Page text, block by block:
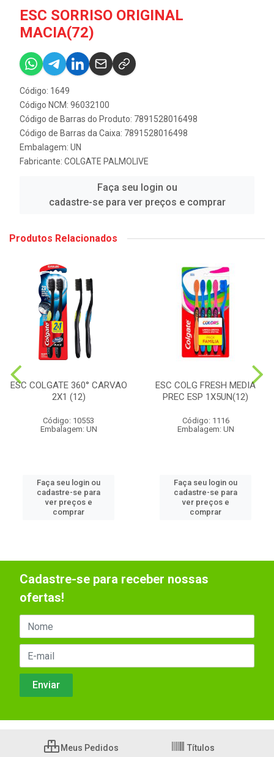
ESC SORRISO ORIGINAL
MACIA(72)
Código: 1649
Código NCM: 96032100
Código de Barras do Produto: 7891528016498
Código de Barras da Caixa: 7891528016498
Embalagem: UN
Fabricante: COLGATE PALMOLIVE
Faça seu login ou
cadastre-se para ver preços e comprar
Produtos Relacionados
ESC COLGATE 360° CARVAO
2X1 (12)
Código: 10553
Embalagem: UN
Faça seu login ou
cadastre-se para
ver preços e
comprar
ESC COLG FRESH MEDIA
PREC ESP 1X5UN(12)
Código: 1116
Embalagem: UN
Faça seu login ou
cadastre-se para
ver preços e
comprar
Cadastre-se para receber nossas
ofertas!
Meus Pedidos Títulos